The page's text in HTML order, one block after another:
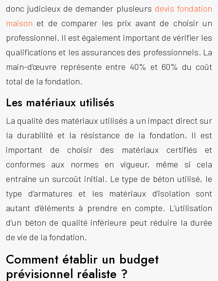
donc judicieux de demander plusieurs devis fondation
maison et de comparer les prix avant de choisir un
professionnel. Il est également important de vérifier les
qualifications et les assurances des professionnels. La
main-d’œuvre représente entre 40% et 60% du coût
total de la fondation.
Les matériaux utilisés
La qualité des matériaux utilisés a un impact direct sur
la durabilité et la résistance de la fondation. Il est
important de choisir des matériaux certifiés et
conformes aux normes en vigueur, même si cela
entraîne un surcoût initial. Le type de béton utilisé, le
type d’armatures et les matériaux d’isolation sont
autant d’éléments à prendre en compte. L’utilisation
d’un béton de qualité inférieure peut réduire la durée
de vie de la fondation.
Comment établir un budget
prévisionnel réaliste ?